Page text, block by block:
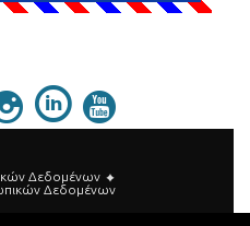
Δεδομένων
Δεδομένων